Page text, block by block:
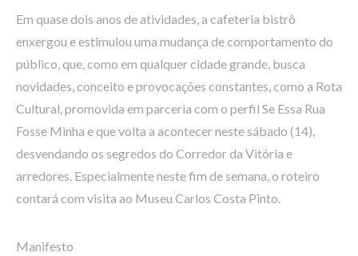
Em quase dois anos de atividades, a cafeteria bistrô
enxergou e estimulou uma mudança de comportamento do
público, que, como em qualquer cidade grande, busca
novidades, conceito e provocações constantes, como a Rota
Cultural, promovida em parceria com o perfil Se Essa Rua
Fosse Minha e que volta a acontecer neste sábado (14),
desvendando os segredos do Corredor da Vitória e
arredores. Especialmente neste fim de semana, o roteiro
contará com visita ao Museu Carlos Costa Pinto.
Manifesto